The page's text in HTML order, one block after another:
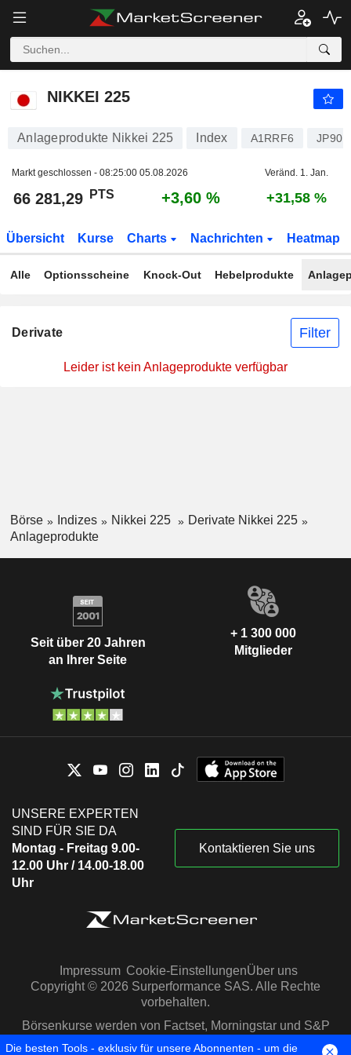
NIKKEI 225
NIKKEI 225
Anlageprodukte Nikkei 225 Index A1RRF6
Markt geschlossen - 08:25:00 05.08.2026 Veränd. 1. Jan.
66 281,29 PTS +3,60 % +31,58 %
Übersicht Kurse Charts Nachrichten Heatmap
Alle Optionsscheine Knock-Out Hebelprodukte
Derivate Filter
Leider ist kein Anlageprodukte verfügbar
Börse Indizes Nikkei 225
Derivate Nikkei 225
Anlageprodukte
Seit über 20 Jahren
an Ihrer Seite
+ 1 300 000
Mitglieder
UNSERE EXPERTEN
SIND FÜR SIE DA
Montag - Freitag 9.00-
12.00 Uhr / 14.00-18.00
Uhr
Kontaktieren Sie uns
Impressum Cookie-EinstellungenÜber uns
Copyright © 2026 Surperformance SAS. Alle Rechte
vorbehalten.
Börsenkurse werden von Factset, Morningstar und S&P
Capital IQ zur Verfügung gestellt
Die besten Tools - exklusiv für unsere Abonnenten - um die